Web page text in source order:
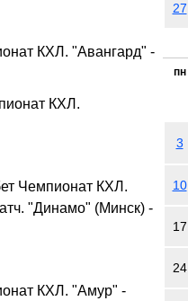
КХЛ. "Авангард" -
КХЛ.
Чемпионат КХЛ.
"Динамо" (Минск) -
КХЛ. "Амур" -
27
пн
3
10
17
24